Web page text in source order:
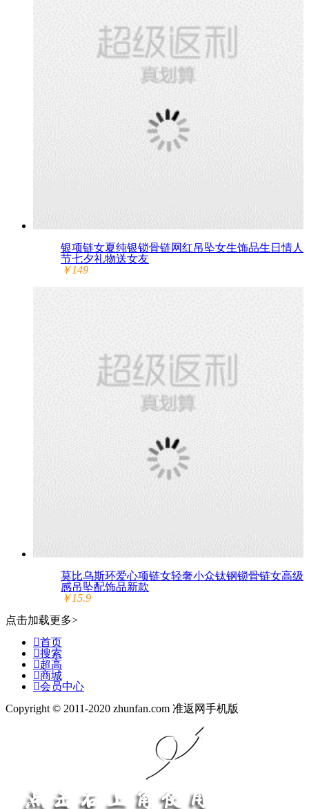
银项链女夏纯银锁骨链网红吊坠女生饰品生日情人
节七夕礼物送女友
￥149
莫比乌斯环爱心项链女轻奢小众钛钢锁骨链女高级
感吊坠配饰品新款
￥15.9
点击加载更多>
首页
搜索
超高
商城
会员中心
Copyright © 2011-2020 zhunfan.com 准返网手机版